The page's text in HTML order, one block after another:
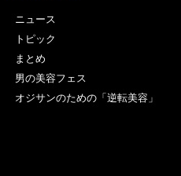
ニュース
トピック
まとめ
男の美容フェス
オジサンのための「逆転美容」